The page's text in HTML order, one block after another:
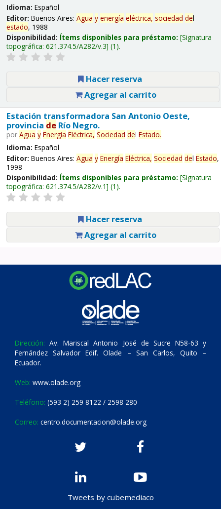
Idioma: Español
Editor: Buenos Aires: Agua y energía eléctrica, sociedad del
estado, 1988
Disponibilidad: Ítems disponibles para préstamo: Signatura
topográfica: 621.374.5/A282/v.3 (1).
Hacer reserva
Agregar al carrito
Estación transformadora San Antonio Oeste,
provincia deRío Negro.
por Agua y Energía Eléctrica, Sociedad del Estado.
Idioma: Español
Editor: Buenos Aires: Agua y Energía Eléctrica, Sociedad del Estado,
1998
Disponibilidad: Ítems disponibles para préstamo: Signatura
topográfica: 621.374.5/A282/v.1 (1).
Hacer reserva
Agregar al carrito
Dirección: Av. Mariscal Antonio José de Sucre N58-63 y
Fernández Salvador Edif. Olade – San Carlos, Quito –
Ecuador.
Web: www.olade.org
Teléfono: (593 2) 259 8122 / 2598 280
Correo: centro.documentacion@olade.org
Tweets by cubemediaco